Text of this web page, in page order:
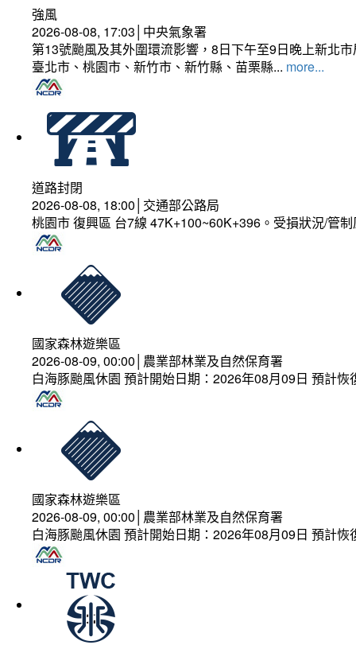
強風
2026-08-08, 17:03│中央氣象署
第13號颱風及其外圍環流影響，8日下午至9日晚上新北
臺北市、桃園市、新竹市、新竹縣、苗栗縣... more...
道路封閉
2026-08-08, 18:00│交通部公路局
桃園市 復興區 台7線 47K+100~60K+396。受損狀況/管
國家森林遊樂區
2026-08-09, 00:00│農業部林業及自然保育署
白海豚颱風休園 預計開始日期：2026年08月09日 預計
國家森林遊樂區
2026-08-09, 00:00│農業部林業及自然保育署
白海豚颱風休園 預計開始日期：2026年08月09日 預計